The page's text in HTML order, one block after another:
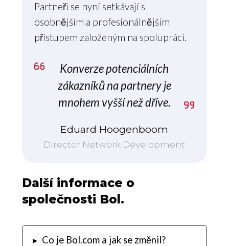
Partneři se nyní setkávají s
osobnějším a profesionálnějším
přístupem založeným na spolupráci.
Konverze potenciálních
zákazníků na partnery je
mnohem vyšší než dříve.
Eduard Hoogenboom
Director Network Development
Další informace o
společnosti Bol.
▸ Co je Bol.com a jak se změnil?